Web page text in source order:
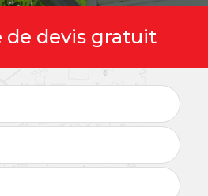
de devis gratuit